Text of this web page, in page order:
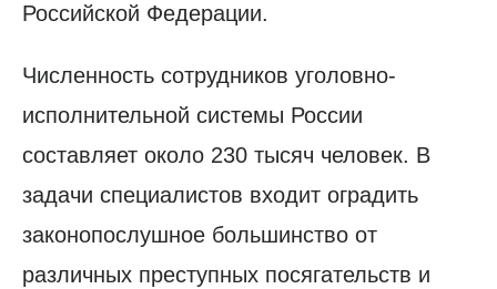
Российской Федерации.
Численность сотрудников уголовно-
исполнительной системы России
составляет около 230 тысяч человек. В
задачи специалистов входит оградить
законопослушное большинство от
различных преступных посягательств и